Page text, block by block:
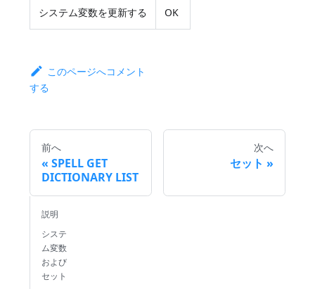
システム変数を更新する OK
このページへコメント
する
前へ
SPELL GET
DICTIONARY LIST
次へ
セット
説明
システ
ム変数
および
セット